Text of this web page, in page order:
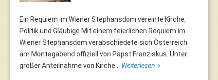
Ein Requiem im Wiener Stephansdom vereinte Kirche,
Politik und Gläubige Mit einem feierlichen Requiem im
Wiener Stephansdom verabschiedete sich Österreich
am Montagabend offiziell von Papst Franziskus. Unter
großer Anteilnahme von Kirche... Weiterlesen